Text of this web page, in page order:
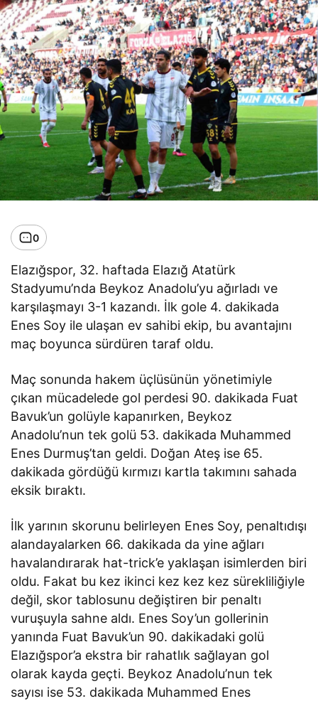
0
Elazığspor, 32. haftada Elazığ Atatürk
Stadyumu’nda Beykoz Anadolu’yu ağırladı ve
karşılaşmayı 3-1 kazandı. İlk gole 4. dakikada
Enes Soy ile ulaşan ev sahibi ekip, bu avantajını
maç boyunca sürdüren taraf oldu.
Maç sonunda hakem üçlüsünün yönetimiyle
çıkan mücadelede gol perdesi 90. dakikada Fuat
Bavuk’un golüyle kapanırken, Beykoz
Anadolu’nun tek golü 53. dakikada Muhammed
Enes Durmuş’tan geldi. Doğan Ateş ise 65.
dakikada gördüğü kırmızı kartla takımını sahada
eksik bıraktı.
İlk yarının skorunu belirleyen Enes Soy, penaltıdışı
alandayalarken 66. dakikada da yine ağları
havalandırarak hat-trick’e yaklaşan isimlerden biri
oldu. Fakat bu kez ikinci kez kez kez sürekliliğiyle
değil, skor tablosunu değiştiren bir penaltı
vuruşuyla sahne aldı. Enes Soy’un gollerinin
yanında Fuat Bavuk’un 90. dakikadaki golü
Elazığspor’a ekstra bir rahatlık sağlayan gol
olarak kayda geçti. Beykoz Anadolu’nun tek
sayısı ise 53. dakikada Muhammed Enes